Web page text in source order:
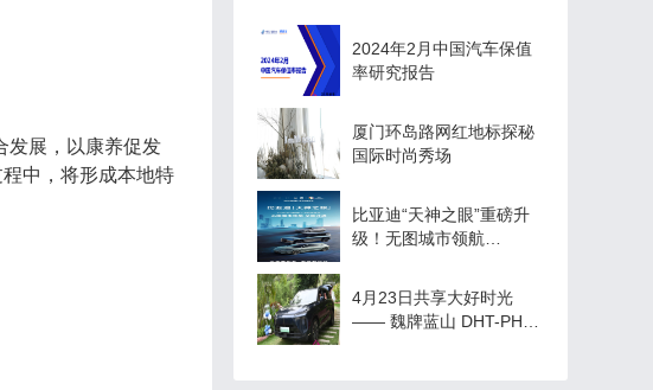
发展，以康养促发
中，将形成本地特
2024年2月中国汽车保值
率研究报告
厦门环岛路网红地标探秘
国际时尚秀场
比亚迪“天神之眼”重磅升
级！无图城市领航
4月23日共享大好时光
—— 魏牌蓝山 DHT-PHEV